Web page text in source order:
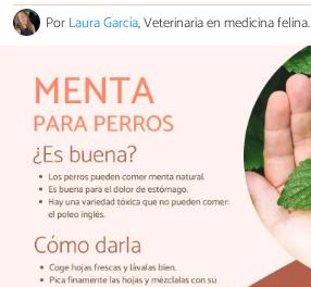
PorLaura García, Veterinaria en medicina felina.